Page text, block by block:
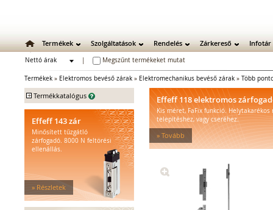
Termékek Szolgáltatások Rendelés Zárkereső Infotár
Nettó árak
Megszűnt termékeket mutat
Termékek » Elektromos bevéső zárak » Elektromechanikus bevéső zárak » Több
+ Termékkatalógus
Mechanikus bevéső zárak
Zárbetétek
Lakatok
Zárpajzsok
Mechanikus kiegészítők
Elektromos zárak
Effeff 143 zár
Minősített tűzgátló
zárfogadó. 8000 N feltörési
ellenállás.
» Részletek
Effeff 118 elektromos
Kis méret, FaFix funkció. Helytakarékos
telepítéshez, vagy cseréhez.
» Tovább